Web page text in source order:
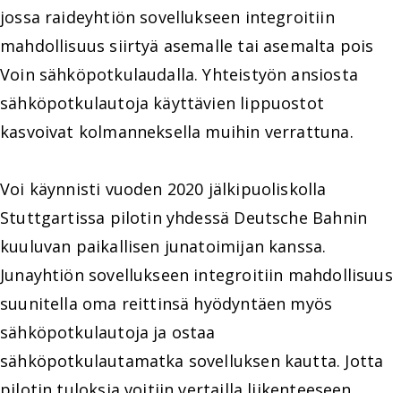
jossa raideyhtiön sovellukseen integroitiin
mahdollisuus siirtyä asemalle tai asemalta pois
Voin sähköpotkulaudalla. Yhteistyön ansiosta
sähköpotkulautoja käyttävien lippuostot
kasvoivat kolmanneksella muihin verrattuna.
Voi käynnisti vuoden 2020 jälkipuoliskolla
Stuttgartissa pilotin yhdessä Deutsche Bahnin
kuuluvan paikallisen junatoimijan kanssa.
Junayhtiön sovellukseen integroitiin mahdollisuus
suunitella oma reittinsä hyödyntäen myös
sähköpotkulautoja ja ostaa
sähköpotkulautamatka sovelluksen kautta. Jotta